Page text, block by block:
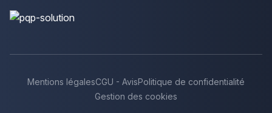
Mentions légalesCGU - AvisPolitique de confidentialité
Gestion des cookies